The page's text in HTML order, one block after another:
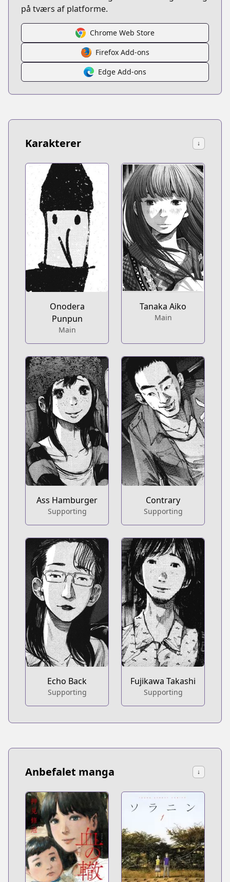
på tværs af platforme.
Chrome Web Store
Firefox Add-ons
Edge Add-ons
Karakterer ↓
Onodera
Punpun
Main
Tanaka Aiko
Main
Ass Hamburger
Supporting
Contrary
Supporting
Echo Back
Supporting
Fujikawa Takashi
Supporting
Anbefalet manga ↓